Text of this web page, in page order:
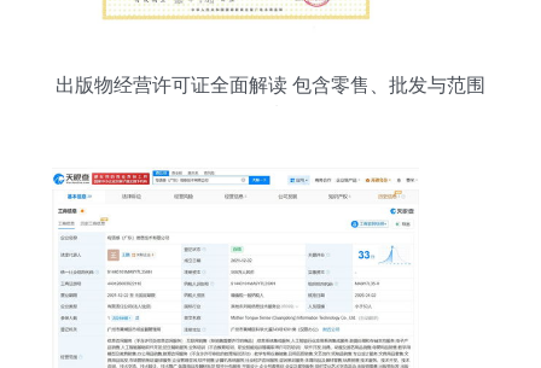
出版物经营许可证全面解读 包含零售、批发与范围